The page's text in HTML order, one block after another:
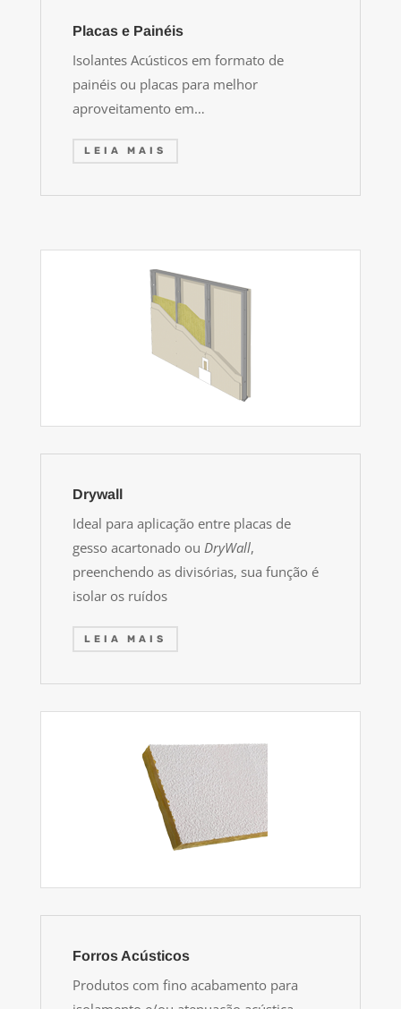
Placas e Painéis
Isolantes Acústicos em formato de
painéis ou placas para melhor
aproveitamento em…
LEIA MAIS
Drywall
Ideal para aplicação entre placas de
gesso acartonado ou DryWall,
preenchendo as divisórias, sua função é
isolar os ruídos
LEIA MAIS
Forros Acústicos
Produtos com fino acabamento para